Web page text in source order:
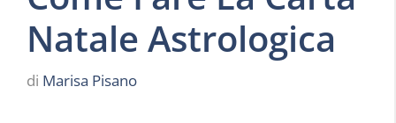
Natale Astrologica
di Marisa Pisano